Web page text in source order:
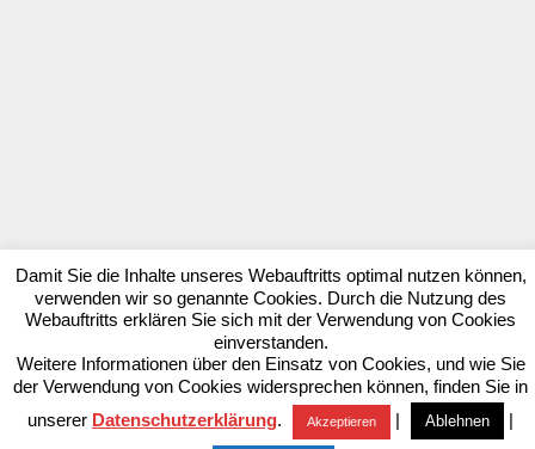
Damit Sie die Inhalte unseres Webauftritts optimal nutzen können,
verwenden wir so genannte Cookies. Durch die Nutzung des
Webauftritts erklären Sie sich mit der Verwendung von Cookies
einverstanden.
Weitere Informationen über den Einsatz von Cookies, und wie Sie
der Verwendung von Cookies widersprechen können, finden Sie in
unserer Datenschutzerklärung. Akzeptieren | Ablehnen |